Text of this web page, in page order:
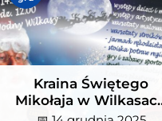
14 grudnia 2025
Park wodny Wilkasy
Kraina Świętego
Mikołaja w
– Jarmark Świąteczny